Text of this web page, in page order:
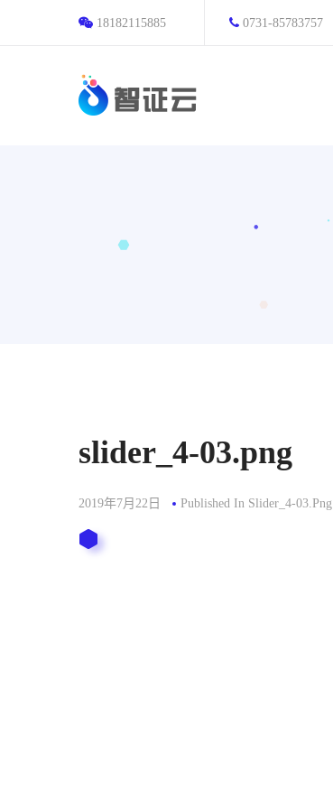
18182115885 0731-85783757
slider_4-03.png
2019年7月22日 Published In Slider_4-03.png